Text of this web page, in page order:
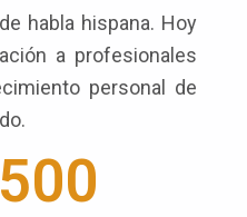
habla hispana. Hoy
a profesionales
personal de